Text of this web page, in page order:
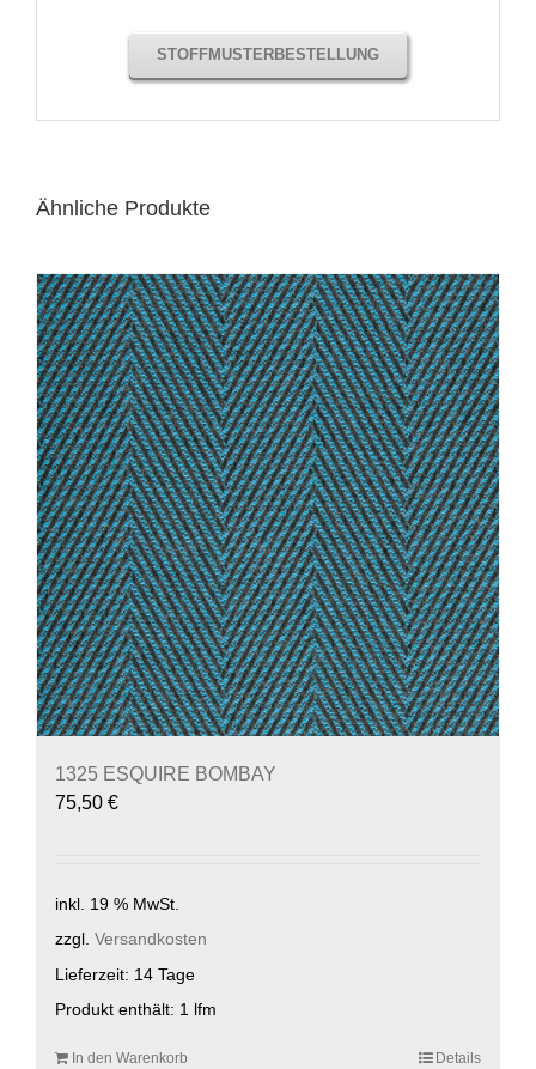
STOFFMUSTERBESTELLUNG
Ähnliche Produkte
1325 ESQUIRE BOMBAY
75,50 €
inkl. 19 % MwSt.
zzgl. Versandkosten
Lieferzeit: 14 Tage
Produkt enthält: 1 lfm
In den Warenkorb Details